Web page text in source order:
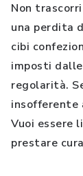
Non
una perdita
cibi
imposti
regolarità.
insofferente
Vuoi essere
prestare